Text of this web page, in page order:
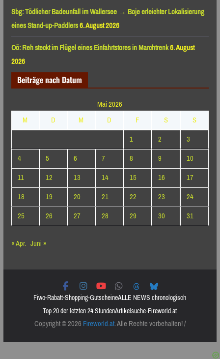
Sbg: Tödlicher Badeunfall im Wallersee → Boje erleichter Lokalisierung
eines Stand-up-Paddlers6. August 2026
Oö: Reh steckt im Flügel eines Einfahrtstores in Marchtrenk6. August
2026
Beiträge nach Datum
Mai 2026
M
D M D F S
S
1
2
3
4
5 6 7 8 9
10
11
12 13 14 15 16
17
18
19 20 21 22 23
24
25
26 27 28 29 30
31
« Apr. Juni »
Fiwo-Rabatt-Shopping-GutscheineALLE NEWS chronologisch
Top 20 der letzten 24 StundenArtikelsuche-Fireworld.at
Copyright © 2026Fireworld.at. Alle Rechte vorbehalten! /